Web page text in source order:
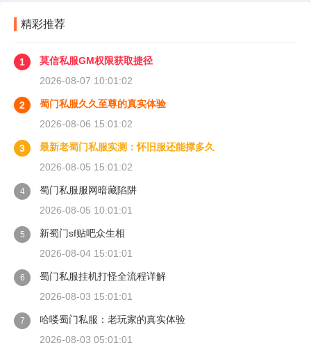
精彩推荐
1
莫信私服GM权限获取捷径
2026-08-07 10:01:02
2
蜀门私服久久至尊的真实体验
2026-08-06 15:01:02
3
最新老蜀门私服实测：怀旧服还能撑多久
2026-08-05 15:01:02
4
蜀门私服服网暗藏陷阱
2026-08-05 10:01:01
5
新蜀门sf贴吧众生相
2026-08-04 15:01:01
6
蜀门私服挂机打怪全流程详解
2026-08-03 15:01:01
7
哈喽蜀门私服：老玩家的真实体验
2026-08-03 05:01:01